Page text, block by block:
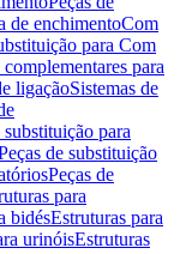
de enchimentoCom
para Com
para
ligaçãoSistemas de
substituição para
de substituição
Peças de
para
bidésEstruturas para
urinóisEstruturas